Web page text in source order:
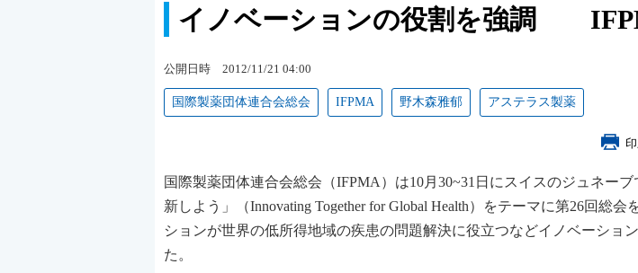
イノベーションの役割を強調
公開日時 2012/11/21 04:00
国際製薬団体連合会総会 IFPMA 野木森雅郁 アステラス製薬
国際製薬団体連合会総会（IFPMA）は10月30~31日にスイスのジュネー
新しよう」（Innovating Together for Global Health）をテーマに第26回総
ションが世界の低所得地域の疾患の問題解決に役立つなどイノベーショ
た。